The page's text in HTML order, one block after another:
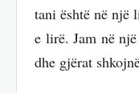
tani është në një
e lirë. Jam në
dhe gjërat